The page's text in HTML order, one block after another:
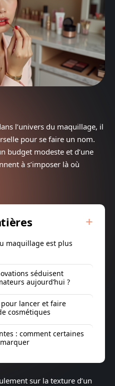
l’univers du maquillage, il
pour se faire un nom.
budget modeste et d’une
à s’imposer là où
maquillage est plus
séduisent
aujourd’hui ?
lancer et faire
cosmétiques
: comment certaines
sur la texture d’un